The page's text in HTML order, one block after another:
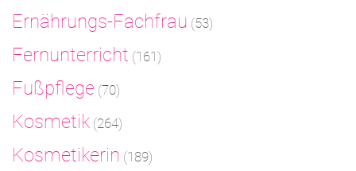
Ernährungs-Fachfrau (53)
Fernunterricht (161)
Fußpflege (70)
Kosmetik (264)
Kosmetikerin (189)